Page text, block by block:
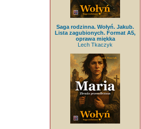
Saga rodzinna. Wołyń. Jakub.
Lista zagubionych. Format A5,
oprawa miękka
Lech Tkaczyk